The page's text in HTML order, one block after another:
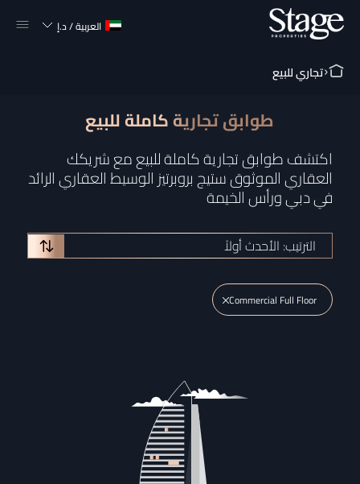
العربية/د.إ
تجاري للبيع
طوابق تجارية كاملة للبيع
اكتشف طوابق تجارية كاملة للبيع مع شريكك
العقاري الموثوق ستيج بروبرتيز الوسيط العقاري الرائد
في دبي ورأس الخيمة
الترتيب: الأحدث أولاً
Commercial Full Floor